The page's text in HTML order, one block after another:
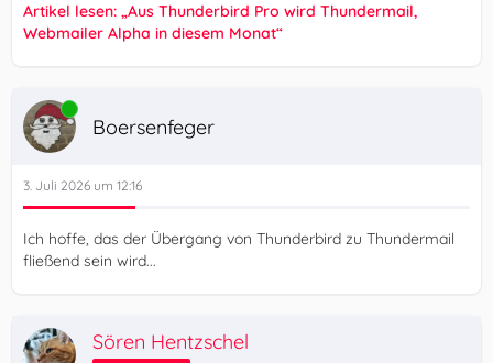
Artikel lesen: „Aus Thunderbird Pro wird Thundermail,
Webmailer Alpha in diesem Monat“
Online
Boersenfeger
3. Juli 2026 um 12:16
Ich hoffe, das der Übergang von Thunderbird zu Thundermail
fließend sein wird...
Sören Hentzschel